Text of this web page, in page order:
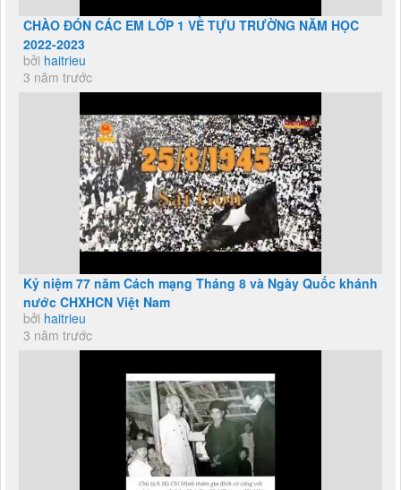
CHÀO ĐÓN CÁC EM LỚP 1 VỀ TỰU TRƯỜNG NĂM HỌC
2022-2023
bởi haitrieu
3 năm trước
Kỷ niệm 77 năm Cách mạng Tháng 8 và Ngày Quốc khánh
nước CHXHCN Việt Nam
bởi haitrieu
3 năm trước